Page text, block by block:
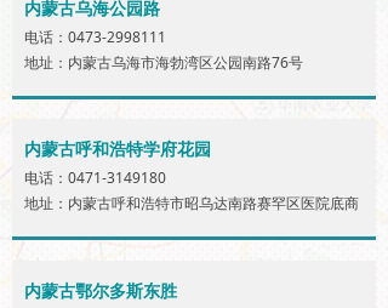
内蒙古乌海公园路
电话：0473-2998111
地址：内蒙古乌海市海勃湾区公园南路76号
内蒙古呼和浩特学府花园
电话：0471-3149180
地址：内蒙古呼和浩特市昭乌达南路赛罕区医院底商
内蒙古鄂尔多斯东胜